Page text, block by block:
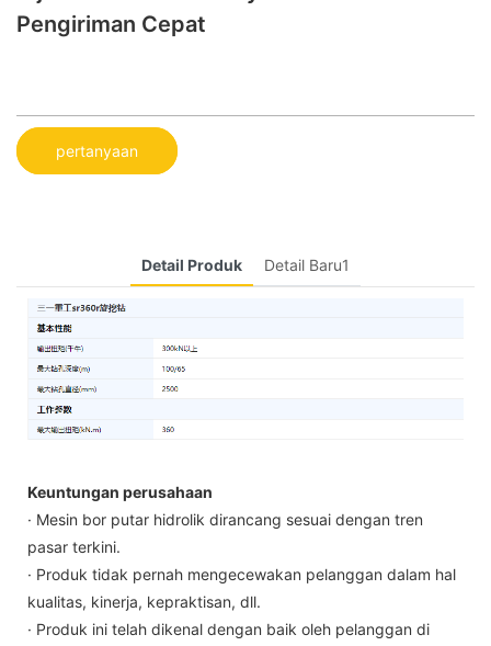
Pengiriman Cepat
pertanyaan
Detail Produk Detail Baru1
Keuntungan perusahaan
· Mesin bor putar hidrolik dirancang sesuai dengan tren
pasar terkini.
· Produk tidak pernah mengecewakan pelanggan dalam hal
kualitas, kinerja, kepraktisan, dll.
· Produk ini telah dikenal dengan baik oleh pelanggan di